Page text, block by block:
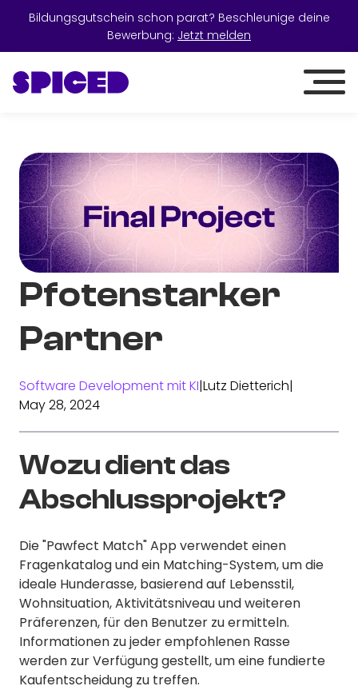
Bildungsgutschein schon parat? Beschleunige deine
Bewerbung: Jetzt melden
Pfotenstarker
Partner
Software Development mit KI|Lutz Dietterich|
May 28, 2024
Wozu dient das
Abschlussprojekt?
Die "Pawfect Match" App verwendet einen
Fragenkatalog und ein Matching-System, um die
ideale Hunderasse, basierend auf Lebensstil,
Wohnsituation, Aktivitätsniveau und weiteren
Präferenzen, für den Benutzer zu ermitteln.
Informationen zu jeder empfohlenen Rasse
werden zur Verfügung gestellt, um eine fundierte
Kaufentscheidung zu treffen.